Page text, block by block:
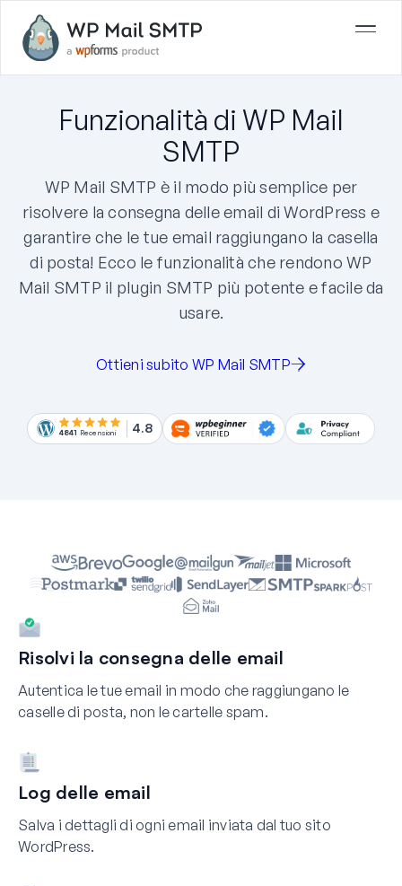
Funzionalità di WP Mail
SMTP
WP Mail SMTP è il modo più semplice per
risolvere la consegna delle email di WordPress e
garantire che le tue email raggiungano la casella
di posta! Ecco le funzionalità che rendono WP
Mail SMTP il plugin SMTP più potente e facile da
usare.
Ottieni subito WP Mail SMTP
4841 Recensioni 4.8
Risolvi la consegna delle email
Autentica le tue email in modo che raggiungano le
caselle di posta, non le cartelle spam.
Log delle email
Salva i dettagli di ogni email inviata dal tuo sito
WordPress.